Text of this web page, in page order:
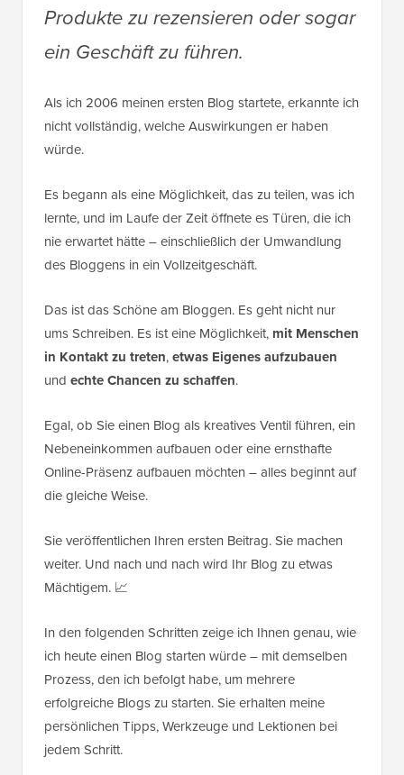
Produkte zu rezensieren oder sogar
ein Geschäft zu führen.
Als ich 2006 meinen ersten Blog startete, erkannte ich
nicht vollständig, welche Auswirkungen er haben
würde.
Es begann als eine Möglichkeit, das zu teilen, was ich
lernte, und im Laufe der Zeit öffnete es Türen, die ich
nie erwartet hätte – einschließlich der Umwandlung
des Bloggens in ein Vollzeitgeschäft.
Das ist das Schöne am Bloggen. Es geht nicht nur
ums Schreiben. Es ist eine Möglichkeit, mit Menschen
in Kontakt zu treten,etwas Eigenes aufzubauen
und echte Chancen zu schaffen.
Egal, ob Sie einen Blog als kreatives Ventil führen, ein
Nebeneinkommen aufbauen oder eine ernsthafte
Online-Präsenz aufbauen möchten – alles beginnt auf
die gleiche Weise.
Sie veröffentlichen Ihren ersten Beitrag. Sie machen
weiter. Und nach und nach wird Ihr Blog zu etwas
Mächtigem. 📈
In den folgenden Schritten zeige ich Ihnen genau, wie
ich heute einen Blog starten würde – mit demselben
Prozess, den ich befolgt habe, um mehrere
erfolgreiche Blogs zu starten. Sie erhalten meine
persönlichen Tipps, Werkzeuge und Lektionen bei
jedem Schritt.